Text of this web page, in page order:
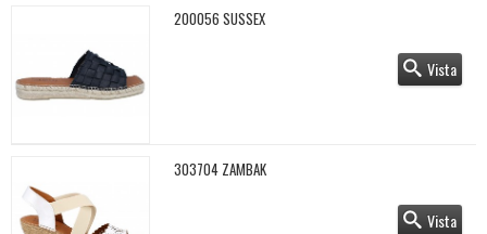
200056 SUSSEX
Vista
303704 ZAMBAK
Vista